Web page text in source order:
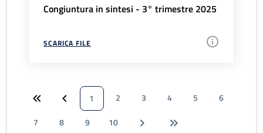
Congiuntura in sintesi - 3° trimestre 2025
SCARICA FILE
1 2 3 4 5
6
7
8 9 10